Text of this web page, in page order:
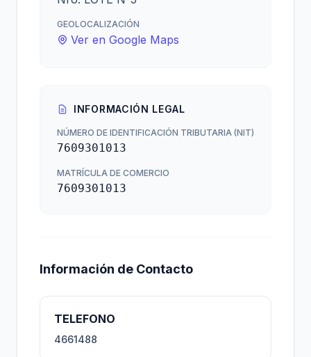
GEOLOCALIZACIÓN
Ver en Google Maps
INFORMACIÓN LEGAL
NÚMERO DE IDENTIFICACIÓN TRIBUTARIA (NIT)
7609301013
MATRÍCULA DE COMERCIO
7609301013
Información de Contacto
TELEFONO
4661488